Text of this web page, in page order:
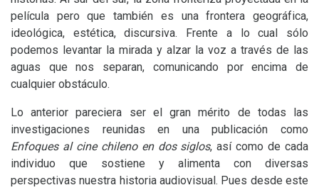
película pero que también es una frontera geográfica,
ideológica, estética, discursiva. Frente a lo cual sólo
podemos levantar la mirada y alzar la voz a través de las
aguas que nos separan, comunicando por encima de
cualquier obstáculo.
Lo anterior pareciera ser el gran mérito de todas las
investigaciones reunidas en una publicación como
Enfoques al cine chileno en dos siglos, así como de cada
individuo que sostiene y alimenta con diversas
perspectivas nuestra historia audiovisual. Pues desde este